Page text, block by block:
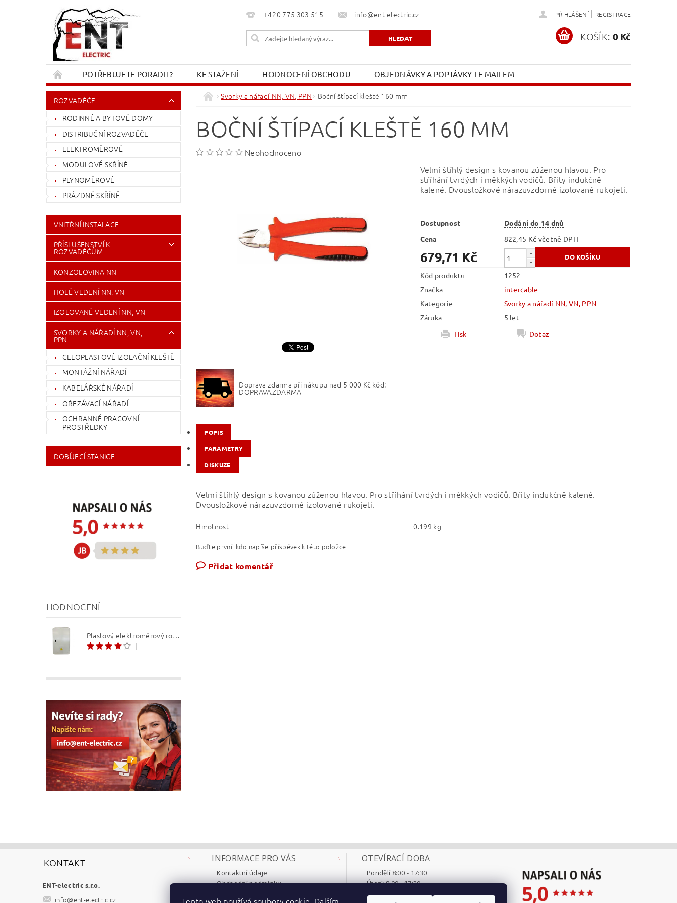
+420 775 303 515 info@ent-electric.cz PŘIHLÁŠENÍ | REGISTRACE
KOŠÍK: 0 Kč
POTŘEBUJETE PORADIT? KE STAŽENÍ HODNOCENÍ OBCHODU
OBJEDNÁVKY A POPTÁVKY I E-MAILEM
REKLAMACE A VRÁCENÍ
KONTAKT OBCHODNÍ PODMÍNKY MOJE OBJEDNÁVKA
ROZVADĚČE
RODINNÉ A BYTOVÉ DOMY
DISTRIBUČNÍ ROZVADĚČE
ELEKTROMĚROVÉ
MODULOVÉ SKŘÍNĚ
PLYNOMĚROVÉ
PRÁZDNÉ SKŘÍNĚ
VNITŘNÍ INSTALACE
PŘÍSLUŠENSTVÍ K
ROZVADĚČŮM
KONZOLOVINA NN
HOLÉ VEDENÍ NN, VN
IZOLOVANÉ VEDENÍ NN, VN
SVORKY A NÁŘADÍ NN, VN,
PPN
CELOPLASTOVÉ IZOLAČNÍ KLEŠTĚ
MONTÁŽNÍ NÁŘADÍ
KABELÁŘSKÉ NÁŘADÍ
OŘEZÁVACÍ NÁŘADÍ
OCHRANNÉ PRACOVNÍ
PROSTŘEDKY
DOBÍJECÍ STANICE
HODNOCENÍ
Plastový elektroměrový rozvaděč ER 212 NVP7P 40A QM (3f 1/2 S) 1bod. (O3/4)
|
Svorky a nářadí NN, VN, PPN Boční štípací kleště 160 mm
BOČNÍ ŠTÍPACÍ KLEŠTĚ 160 MM
Neohodnoceno
Velmi štíhlý design s kovanou zúženou hlavou. Pro
stříhání tvrdých i měkkých vodičů. Břity indukčně
kalené. Dvousložkové nárazuvzdorné izolované rukojeti.
Dostupnost
Dodání do 14 dnů
Cena
822,45 Kč včetně DPH
679,71 Kč
Kód produktu
1252
Značka
intercable
Kategorie
Svorky a nářadí NN, VN, PPN
Záruka
5 let
Tisk
Dotaz
Doprava zdarma při nákupu nad 5 000 Kč kód:
DOPRAVAZDARMA
POPIS
PARAMETRY
DISKUZE
Velmi štíhlý design s kovanou zúženou hlavou. Pro stříhání tvrdých i měkkých vodičů. Břity indukčně kalené.
Dvousložkové nárazuvzdorné izolované rukojeti.
Hmotnost 0.199 kg
Buďte první, kdo napíše příspěvek k této položce.
Přidat komentář
KONTAKT
ENT-electric s.r.o.
info@ent-electric.cz
INFORMACE PRO VÁS
Kontaktní údaje
Obchodní podmínky
OTEVÍRACÍ DOBA
Pondělí 8:00 - 17:30
Úterý 8:00 - 17:30
Středa 8:00 - 17:30